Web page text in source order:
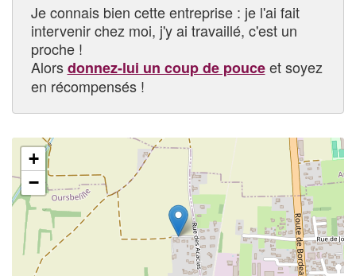
Je connais bien cette entreprise : je l'ai fait
intervenir chez moi, j'y ai travaillé, c'est un
proche !
Alorsdonnez-lui un coup de pouceet soyez
en récompensés !
+
−